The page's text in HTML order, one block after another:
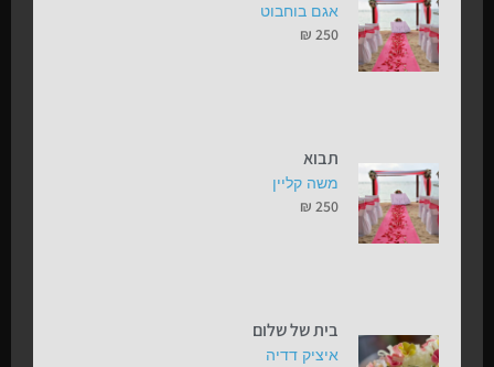
אגם בוחבוט
₪ 250
תבוא
משה קליין
₪ 250
בית של שלום
איציק דדיה